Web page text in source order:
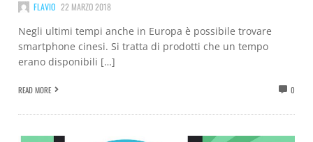
FLAVIO 22 MARZO 2018
Negli ultimi tempi anche in Europa è possibile trovare
smartphone cinesi. Si tratta di prodotti che un tempo
erano disponibili […]
READ MORE 0